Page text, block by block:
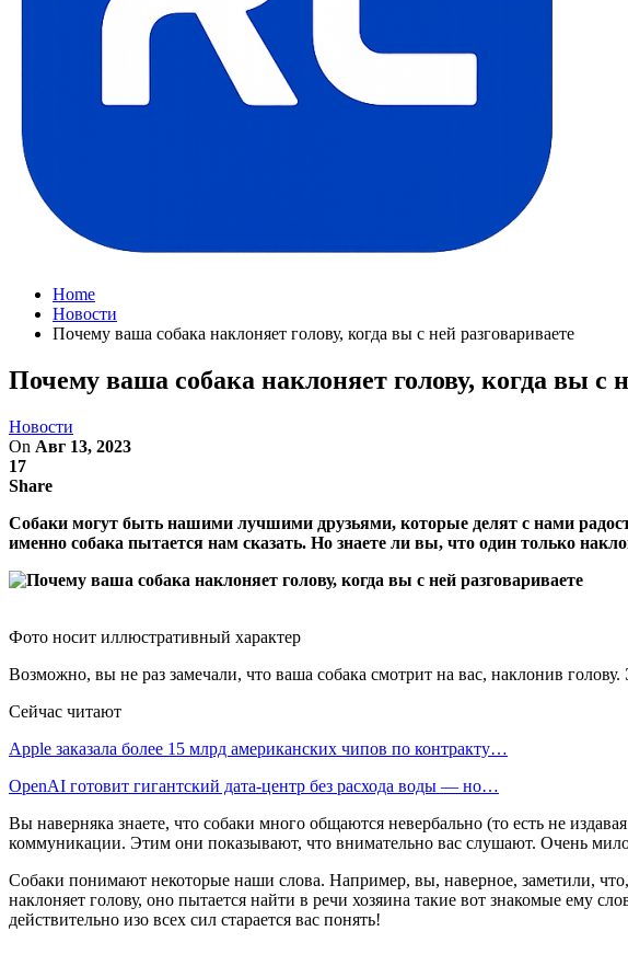
Home
Новости
Почему ваша собака наклоняет голову, когда вы с ней разговариваете
Почему ваша собака наклоняет голову, когда вы с
Новости
On Авг 13, 2023
17
Share
Собаки могут быть нашими лучшими друзьями, которые делят с нами
именно собака пытается нам сказать. Но знаете ли вы, что один только
Фото носит иллюстративный характер
Возможно, вы не раз замечали, что ваша собака смотрит на вас, наклонив
Сейчас читают
Apple заказала более 15 млрд американских чипов по контракту…
OpenAI готовит гигантский дата-центр без расхода воды — но…
Вы наверняка знаете, что собаки много общаются невербально (то есть не
коммуникации. Этим они показывают, что внимательно вас слушают. Очень
Собаки понимают некоторые наши слова. Например, вы, наверное, заметили,
наклоняет голову, оно пытается найти в речи хозяина такие вот знакомые ему
действительно изо всех сил старается вас понять!